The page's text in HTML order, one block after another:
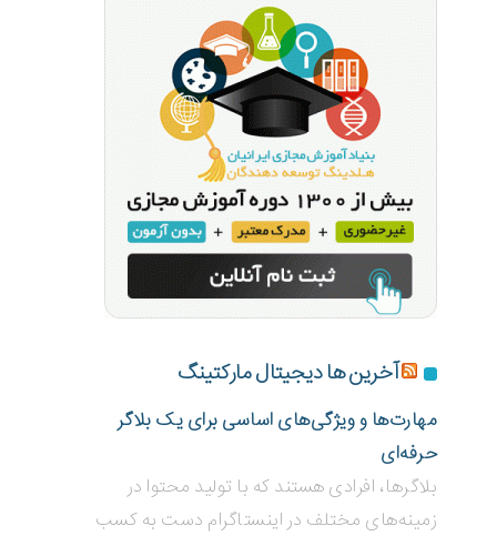
آخرین ها دیجیتال مارکتینگ
مهارت‌ها و ویژگی‌های اساسی برای یک بلاگر
حرفه‌ای
بلاگر‌ها، افرادی هستند که با تولید محتوا در
زمینه‌های مختلف در اینستاگرام دست به کسب